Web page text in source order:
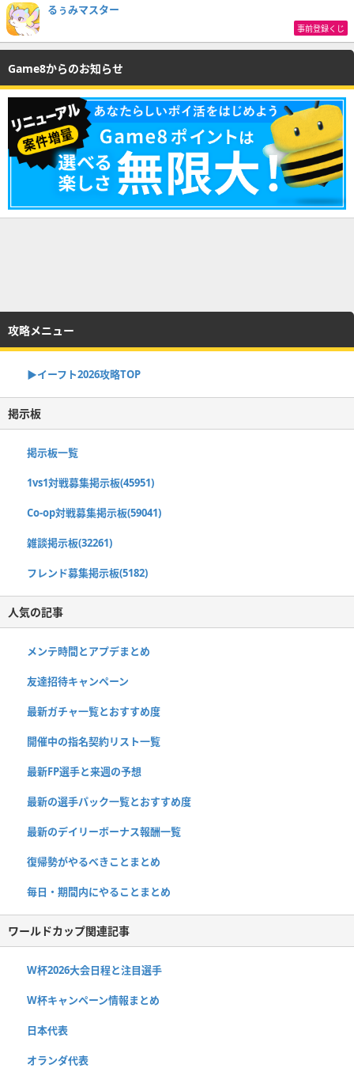
るぅみマスター
事前登録くじ
Game8からのお知らせ
攻略メニュー
▶イーフト2026攻略TOP
掲示板
掲示板一覧
1vs1対戦募集掲示板(45951)
Co-op対戦募集掲示板(59041)
雑談掲示板(32261)
フレンド募集掲示板(5182)
人気の記事
メンテ時間とアプデまとめ
友達招待キャンペーン
最新ガチャ一覧とおすすめ度
開催中の指名契約リスト一覧
最新FP選手と来週の予想
最新の選手パック一覧とおすすめ度
最新のデイリーボーナス報酬一覧
復帰勢がやるべきことまとめ
毎日・期間内にやることまとめ
ワールドカップ関連記事
W杯2026大会日程と注目選手
W杯キャンペーン情報まとめ
日本代表
オランダ代表